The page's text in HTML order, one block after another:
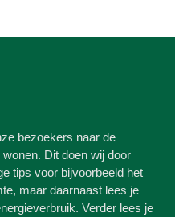
bezoekers naar de
Dit doen wij door
tips voor bijvoorbeeld het
maar daarnaast lees je
Verder lees je